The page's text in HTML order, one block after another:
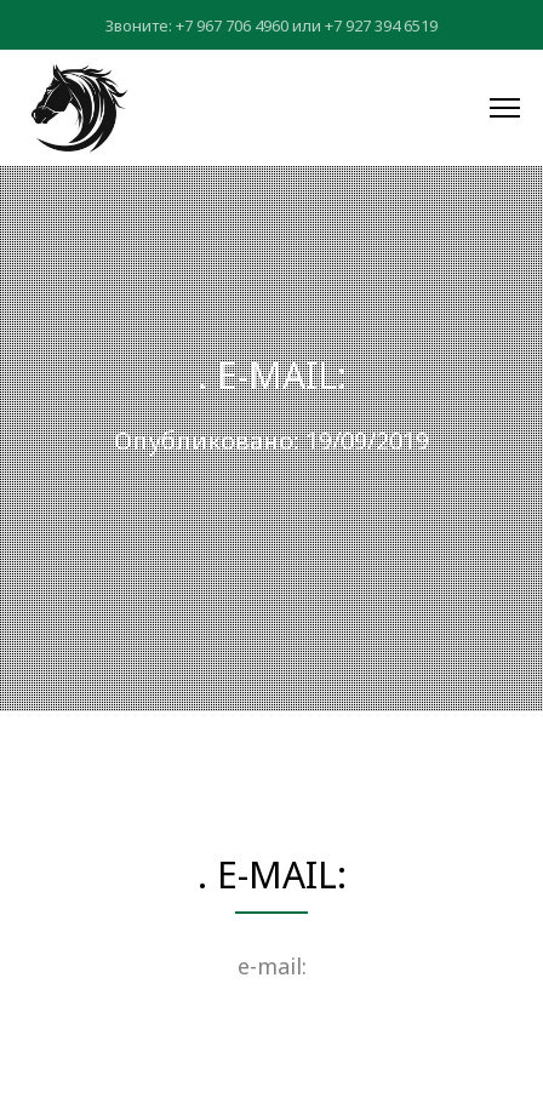
Звоните: +7 967 706 4960или +7 927 394 6519
. E-MAIL:
Опубликовано: 19/09/2019
. E-MAIL:
e-mail: